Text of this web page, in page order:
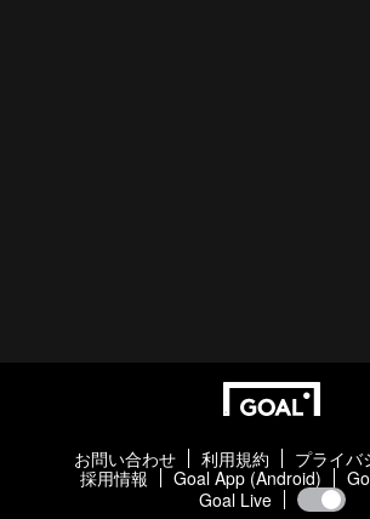
お問い合わせ 利用規約
プライバ
採用情報
Goal App (Android)
Goal Live